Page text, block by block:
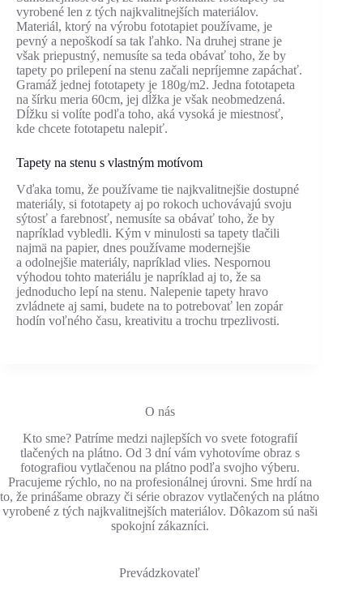
vyrobené len z tých najkvalitnejších materiálov.
Materiál, ktorý na výrobu fototapiet používame, je
pevný a nepoškodí sa tak ľahko. Na druhej strane je
však priepustný, nemusíte sa teda obávať toho, že by
tapety po prilepení na stenu začali nepríjemne zapáchať.
Gramáž jednej fototapety je 180g/m2. Jedna fototapeta
na šírku meria 60cm, jej dĺžka je však neobmedzená.
Dĺžku si volíte podľa toho, aká vysoká je miestnosť,
kde chcete fototapetu nalepiť.
Tapety na stenu s vlastným motívom
Vďaka tomu, že používame tie najkvalitnejšie dostupné
materiály, si fototapety aj po rokoch uchovávajú svoju
sýtosť a farebnosť, nemusíte sa obávať toho, že by
napríklad vybledli. Kým v minulosti sa tapety tlačili
najmä na papier, dnes používame modernejšie
a odolnejšie materiály, napríklad vlies. Nespornou
výhodou tohto materiálu je napríklad aj to, že sa
jednoducho lepí na stenu. Nalepenie tapety hravo
zvládnete aj sami, budete na to potrebovať len zopár
hodín voľného času, kreativitu a trochu trpezlivosti.
O nás
Kto sme? Patríme medzi najlepších vo svete fotografií
tlačených na plátno. Od 3 dní vám vyhotovíme obraz s
fotografiou vytlačenou na plátno podľa svojho výberu.
Pracujeme rýchlo, no na profesionálnej úrovni. Sme hrdí na
to, že prinášame obrazy či série obrazov vytlačených na plátno
vyrobené z tých najkvalitnejších materiálov. Dôkazom sú naši
spokojní zákazníci.
Prevádzkovateľ